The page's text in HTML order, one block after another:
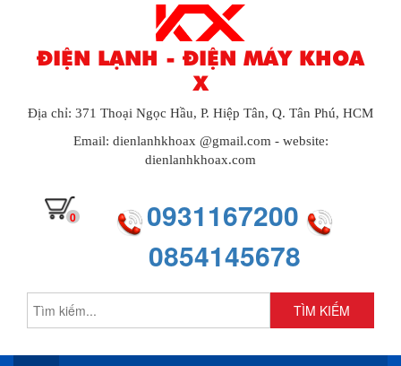
ĐIỆN LẠNH - ĐIỆN MÁY KHOA
X
Địa chỉ: 371 Thoại Ngọc Hầu, P. Hiệp Tân, Q. Tân Phú, HCM
Email: dienlanhkhoax @gmail.com - website:
dienlanhkhoax.com
0
0931167200
0854145678
TÌM KIẾM